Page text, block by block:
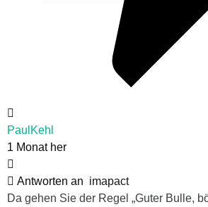
PaulKehl
1 Monat her
Antworten an imapact
Da gehen Sie der Regel „Guter Bulle,